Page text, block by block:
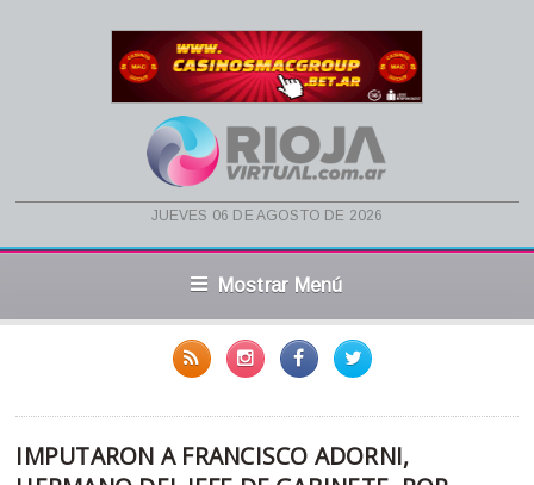
jueves 06 de agosto de 2026
Mostrar Menú
IMPUTARON A FRANCISCO ADORNI,